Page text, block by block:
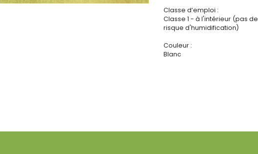
Classe d’emploi :
Classe 1 - à l'intérieur (pas de
risque d'humidification)
Couleur :
Blanc